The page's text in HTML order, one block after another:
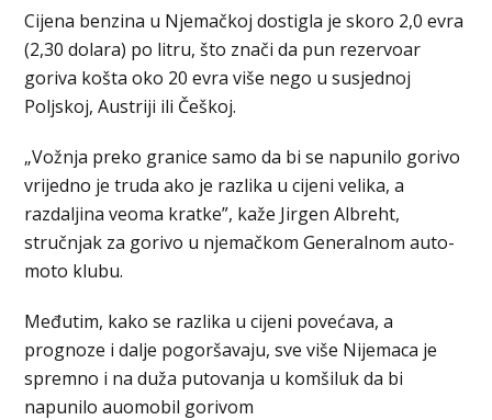
Cijena benzina u Njemačkoj dostigla je skoro 2,0 evra
(2,30 dolara) po litru, što znači da pun rezervoar
goriva košta oko 20 evra više nego u susjednoj
Poljskoj, Austriji ili Češkoj.
„Vožnja preko granice samo da bi se napunilo gorivo
vrijedno je truda ako je razlika u cijeni velika, a
razdaljina veoma kratke”, kaže Jirgen Albreht,
stručnjak za gorivo u njemačkom Generalnom auto-
moto klubu.
Međutim, kako se razlika u cijeni povećava, a
prognoze i dalje pogoršavaju, sve više Nijemaca je
spremno i na duža putovanja u komšiluk da bi
napunilo auomobil gorivom